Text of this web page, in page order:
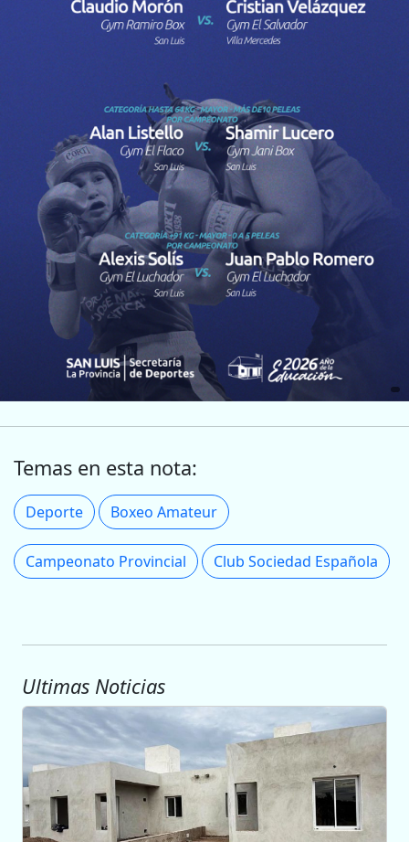
Temas en esta nota:
Deporte Boxeo Amateur
Campeonato Provincial Club Sociedad Española
Ultimas Noticias